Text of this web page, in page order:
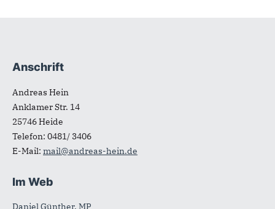
Fußbereich
Anschrift
Andreas Hein
Anklamer Str. 14
25746Heide
Telefon: 0481/ 3406
E-Mail: mail@andreas-hein.de
Im Web
Daniel Günther, MP